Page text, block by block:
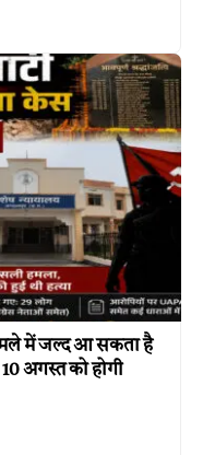
में जल्द आ सकता है
अगस्त को होगी